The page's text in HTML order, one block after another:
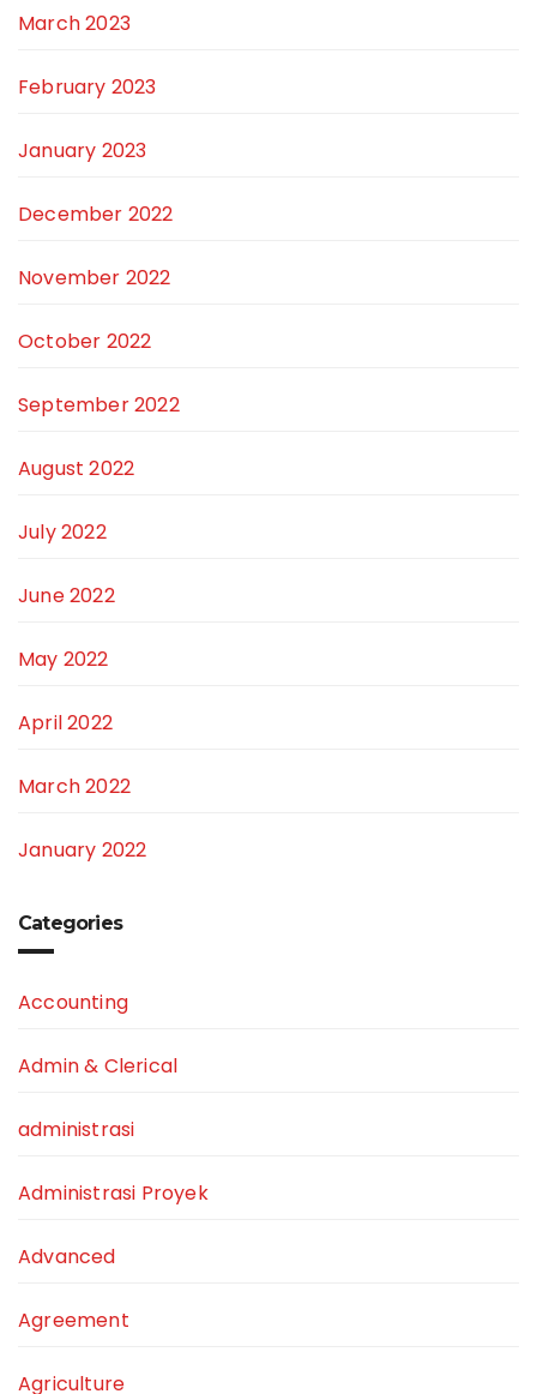
March 2023
February 2023
January 2023
December 2022
November 2022
October 2022
September 2022
August 2022
July 2022
June 2022
May 2022
April 2022
March 2022
January 2022
Categories
Accounting
Admin & Clerical
administrasi
Administrasi Proyek
Advanced
Agreement
Agriculture